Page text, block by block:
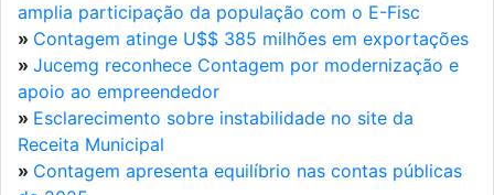
amplia participação da população com o E-Fisc
» Contagem atinge U$$ 385 milhões em exportações
» Jucemg reconhece Contagem por modernização e
apoio ao empreendedor
» Esclarecimento sobre instabilidade no site da
Receita Municipal
» Contagem apresenta equilíbrio nas contas públicas